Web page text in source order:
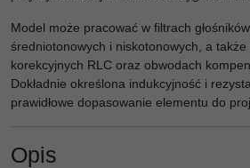
Model może pracować w filtrach
średniotonowych i niskotonowych, a także
korekcyjnych RLC oraz obwodach
Dokładnie określona indukcyjność i
prawidłowe dopasowanie elementu do
Opis